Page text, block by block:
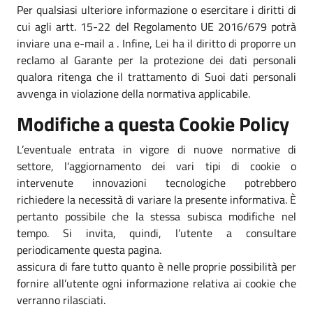
Per qualsiasi ulteriore informazione o esercitare i diritti di
cui agli artt. 15-22 del Regolamento UE 2016/679 potrà
inviare una e-mail a . Infine, Lei ha il diritto di proporre un
reclamo al Garante per la protezione dei dati personali
qualora ritenga che il trattamento di Suoi dati personali
avvenga in violazione della normativa applicabile.
Modifiche a questa Cookie Policy
L’eventuale entrata in vigore di nuove normative di
settore, l'aggiornamento dei vari tipi di cookie o
intervenute innovazioni tecnologiche potrebbero
richiedere la necessità di variare la presente informativa. È
pertanto possibile che la stessa subisca modifiche nel
tempo. Si invita, quindi, l’utente a consultare
periodicamente questa pagina.
assicura di fare tutto quanto è nelle proprie possibilità per
fornire all’utente ogni informazione relativa ai cookie che
verranno rilasciati.